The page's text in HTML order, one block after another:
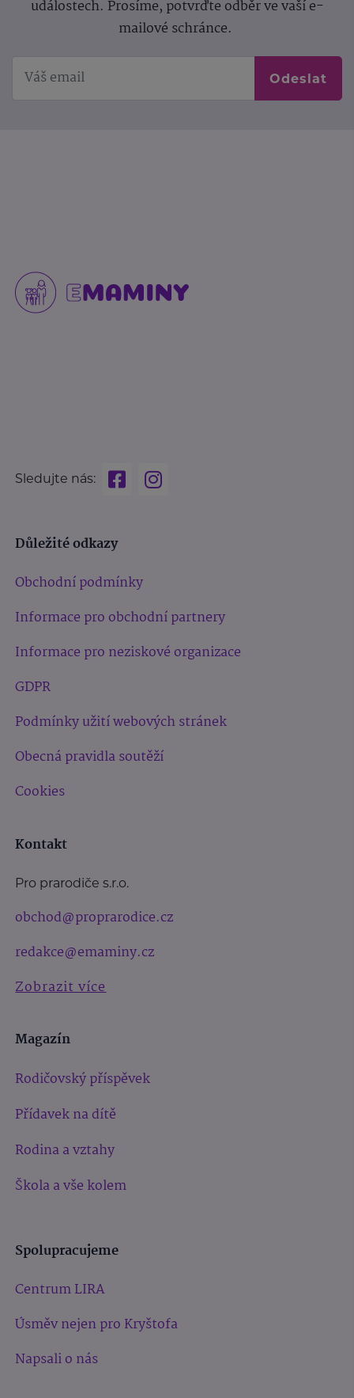
událostech. Prosíme, potvrďte odběr ve vaší e-
mailové schránce.
Odeslat
Sledujte nás:
Důležité odkazy
Obchodní podmínky
Informace pro obchodní partnery
Informace pro neziskové organizace
GDPR
Podmínky užití webových stránek
Obecná pravidla soutěží
Cookies
Kontakt
Pro prarodiče s.r.o.
obchod@proprarodice.cz
redakce@emaminy.cz
Zobrazit více
Magazín
Rodičovský příspěvek
Přídavek na dítě
Rodina a vztahy
Škola a vše kolem
Spolupracujeme
Centrum LIRA
Úsměv nejen pro Kryštofa
Napsali o nás